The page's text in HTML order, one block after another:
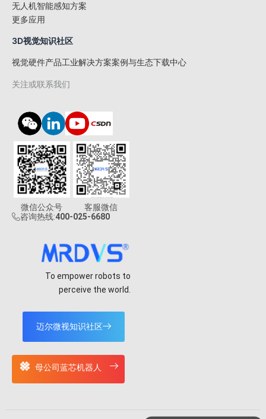
无人机智能感知方案
更多应用
3D视觉知识社区
视觉硬件产品工业解决方案案例与生态下载中心
关注或联系我们
微信公众号
客服微信
咨询热线:400-025-6680
To empower robots to
perceive the world.
迈尔微视知识社区
母公司蓝芯机器人